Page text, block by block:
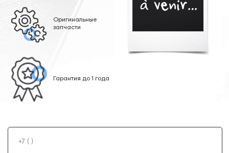
Оригинальные
запчасти
Гарантия до 1 года